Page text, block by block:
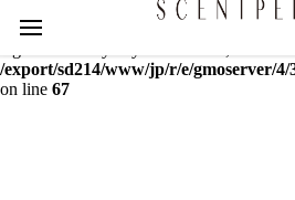
Warning
: mcrypt_decrypt(): Key of size
/export/sd214/www/jp/r/e/gmoserver/4/
on line 67